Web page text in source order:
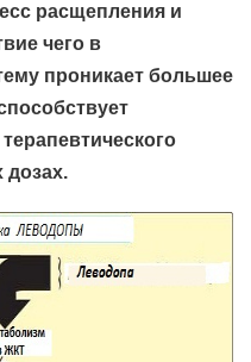
расщепления и
чего в
проникает большее